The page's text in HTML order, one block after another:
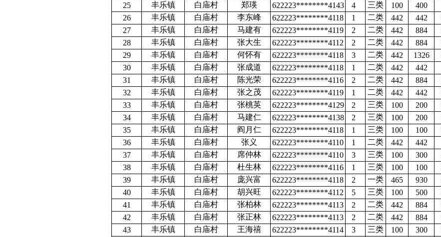
25
丰乐镇 白庙村 郑瑛 622223********4143 4 三类 100 400
26
丰乐镇 白庙村 李东峰 622223********4118 1 二类 442 442
27
丰乐镇 白庙村 马建有 622223********4119 2 二类 442 884
28
丰乐镇 白庙村 张大生 622223********4112 2 二类 442 884
29
丰乐镇 白庙村 何怀有 622223********4118 3 二类 442 1326
30
丰乐镇 白庙村 张成道 622223********4118 1 二类 442 442
31
丰乐镇 白庙村 陈光荣 622223********4116 2 二类 442 884
32
丰乐镇 白庙村 张之茂 622223********4119 1 二类 442 442
33
丰乐镇 白庙村 张桃英 622223********4129 2 三类 100 200
34
丰乐镇 白庙村 马建仁 622223********4138 2 三类 100 200
35
丰乐镇 白庙村 阎月仁 622223********4118 1 三类 100 100
36
丰乐镇 白庙村 张义 622223********4110 1 二类 442 442
37
丰乐镇 白庙村 席仲林 622223********4110 3 三类 100 300
38
丰乐镇 白庙村 杜生林 622223********4116 1 三类 100 100
39
丰乐镇 白庙村 庞兴富 622223********4118 2 一类 465 930
40
丰乐镇 白庙村 胡兴旺 622223********4112 5 三类 100 500
41
丰乐镇 白庙村 张柏林 622223********4113 2 二类 442 884
42
丰乐镇 白庙村 张正林 622223********4113 2 二类 442 884
43
丰乐镇 白庙村 王海禧 622223********4114 3 三类 100 300